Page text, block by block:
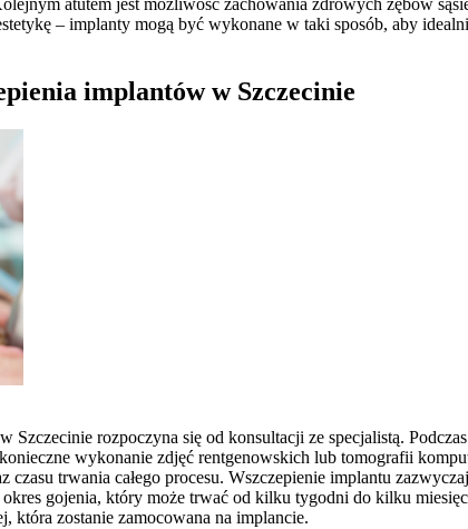
– implanty mogą być wykonane w taki sposób, aby
implantów w Szczecinie
Szczecinie rozpoczyna się od konsultacji ze specjalistą.
wykonanie zdjęć rentgenowskich lub tomografii
czasu trwania całego procesu. Wszczepienie implantu
gojenia, który może trwać od kilku tygodni do kilku
która zostanie zamocowana na implancie.